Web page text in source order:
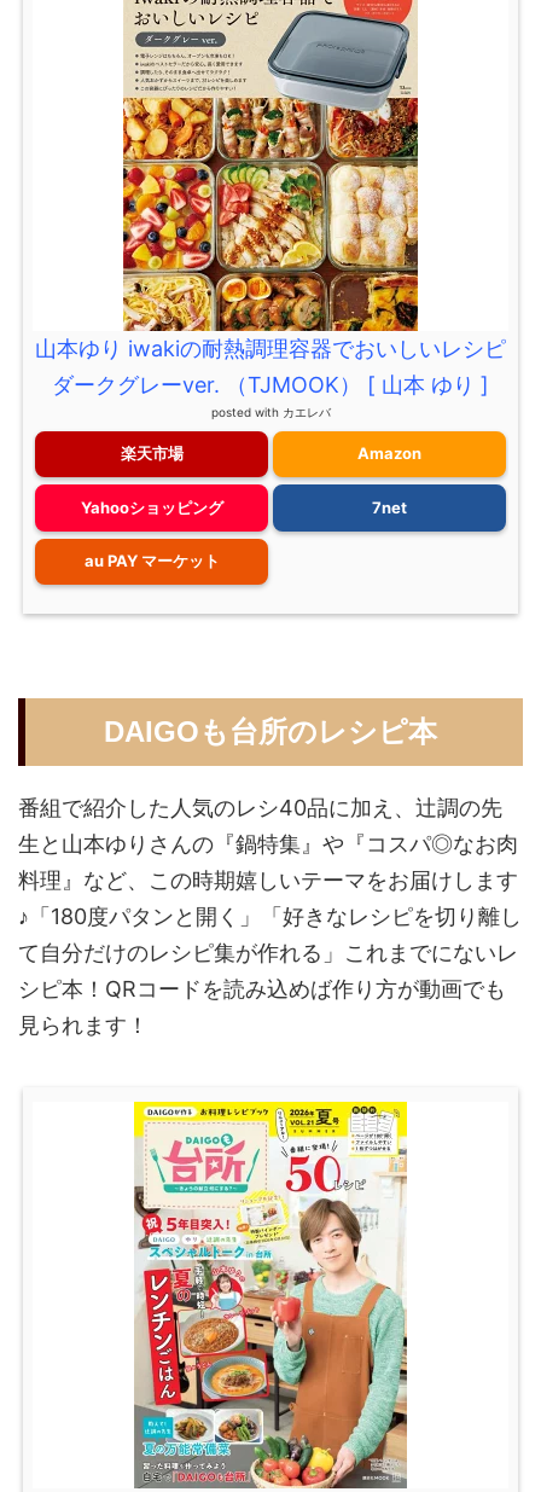
山本ゆり iwakiの耐熱調理容器でおいしいレシピ
ダークグレーver. （TJMOOK） [ 山本 ゆり ]
posted with カエレバ
楽天市場 Amazon
Yahooショッピング 7net
au PAY マーケット
DAIGOも台所のレシピ本
番組で紹介した人気のレシ40品に加え、辻調の先
生と山本ゆりさんの『鍋特集』や『コスパ◎なお肉
料理』など、この時期嬉しいテーマをお届けします
♪「180度パタンと開く」「好きなレシピを切り離し
て自分だけのレシピ集が作れる」これまでにないレ
シピ本！QRコードを読み込めば作り方が動画でも
見られます！